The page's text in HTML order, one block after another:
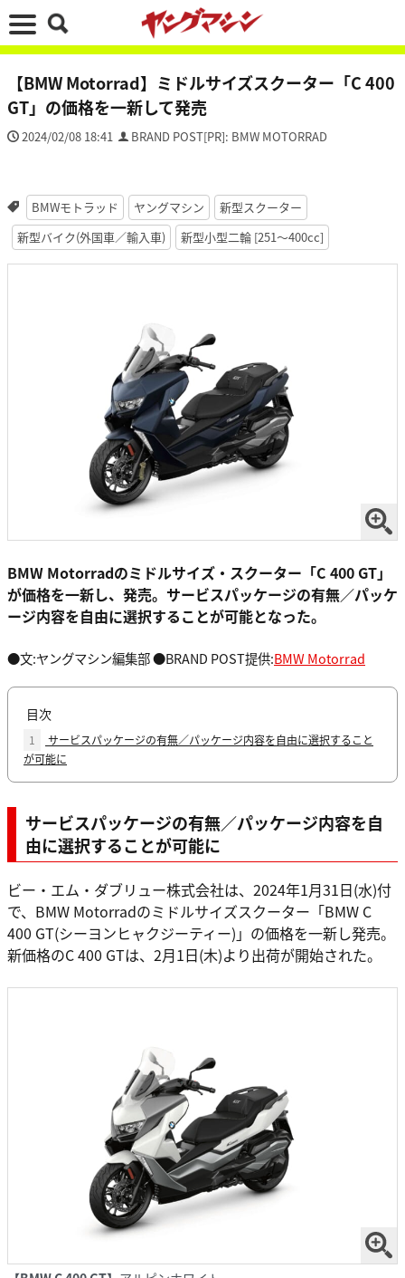
【BMW Motorrad】ミドルサイズスクーター「C 400
GT」の価格を一新して発売
2024/02/08 18:41 BRAND POST[PR]: BMW MOTORRAD
BMWモトラッド ヤングマシン
新型スクーター
新型バイク(外国車／輸入車)
新型小型二輪 [251〜400cc]
BMW Motorradのミドルサイズ・スクーター「C 400 GT」
が価格を一新し、発売。サービスパッケージの有無／パッケ
ージ内容を自由に選択することが可能となった。
●文:ヤングマシン編集部 ●BRAND POST提供:BMW Motorrad
目次
1
サービスパッケージの有無／パッケージ内容を自由に選択すること
が可能に
サービスパッケージの有無／パッケージ内容を自
由に選択することが可能に
ビー・エム・ダブリュー株式会社は、2024年1月31日(水)付
で、BMW Motorradのミドルサイズスクーター「BMW C
400 GT(シーヨンヒャクジーティー)」の価格を一新し発売。
新価格のC 400 GTは、2月1日(木)より出荷が開始された。